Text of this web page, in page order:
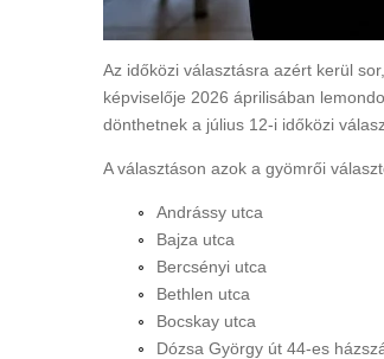
Az időközi választásra azért kerül
képviselője 2026 áprilisában
dönthetnek a július 12-i időközi
A választáson azok a gyömrői
Andrássy utca
Bajza utca
Bercsényi utca
Bethlen utca
Bocskay utca
Dózsa György út 44-es